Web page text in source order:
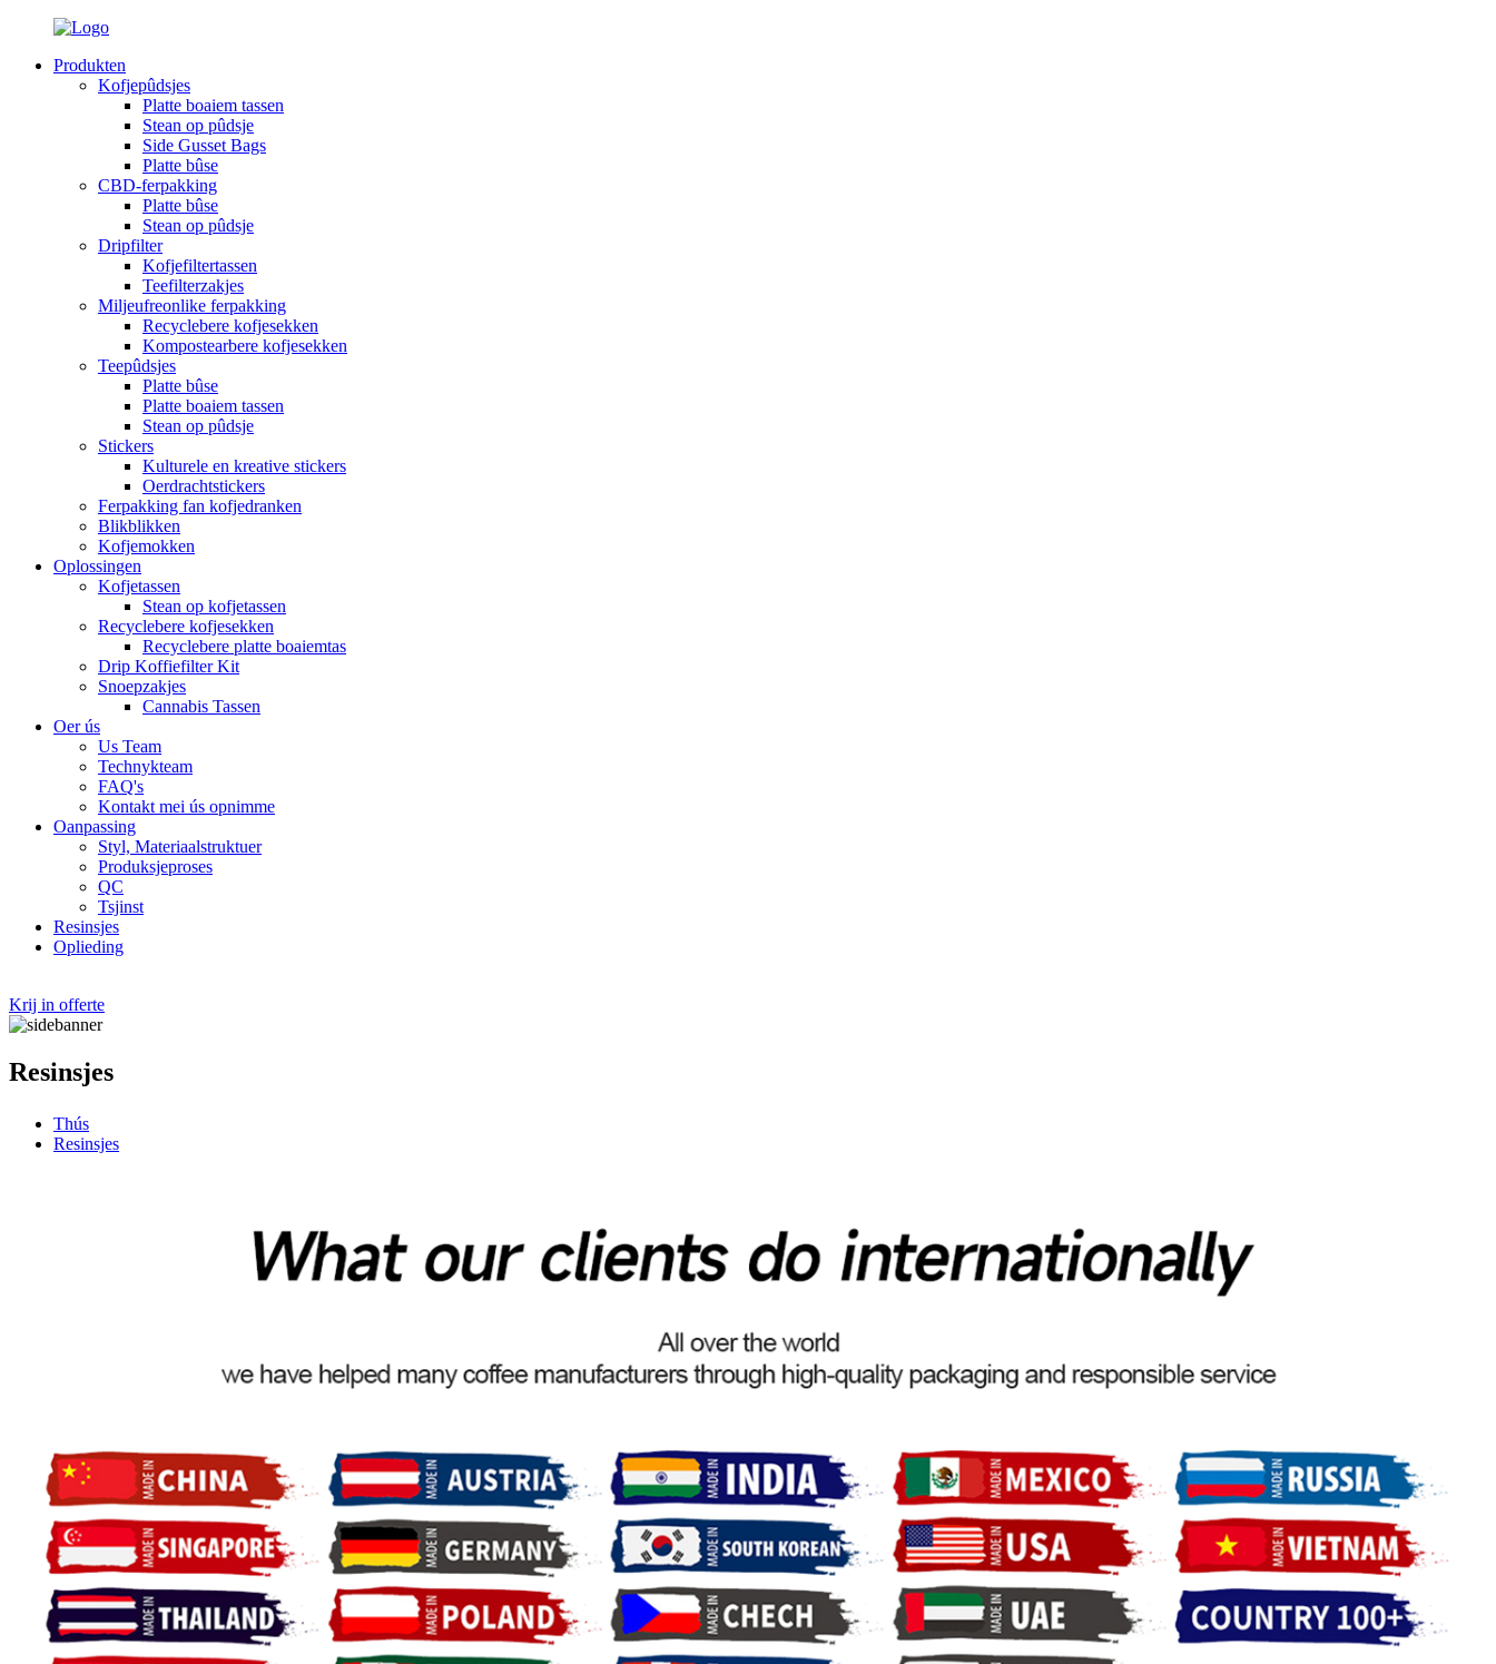
Produkten
Kofjepûdsjes
Platte boaiem tassen
Stean op pûdsje
Side Gusset Bags
Platte bûse
CBD-ferpakking
Platte bûse
Stean op pûdsje
Dripfilter
Kofjefiltertassen
Teefilterzakjes
Miljeufreonlike ferpakking
Recyclebere kofjesekken
Kompostearbere kofjesekken
Teepûdsjes
Platte bûse
Platte boaiem tassen
Stean op pûdsje
Stickers
Kulturele en kreative stickers
Oerdrachtstickers
Ferpakking fan kofjedranken
Blikblikken
Kofjemokken
Oplossingen
Kofjetassen
Stean op kofjetassen
Recyclebere kofjesekken
Recyclebere platte boaiemtas
Drip Koffiefilter Kit
Snoepzakjes
Cannabis Tassen
Oer ús
Us Team
Technykteam
FAQ's
Kontakt mei ús opnimme
Oanpassing
Styl, Materiaalstruktuer
Produksjeproses
QC
Tsjinst
Resinsjes
Oplieding
Krij in offerte
Resinsjes
Thús
Resinsjes